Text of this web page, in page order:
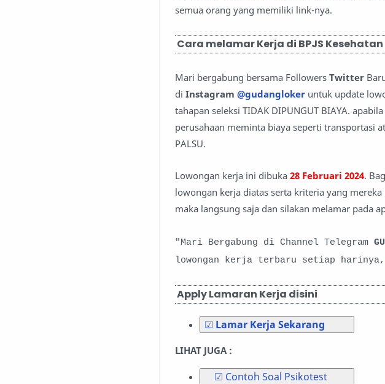
semua orang yang memiliki link-nya.
Cara melamar Kerja di BPJS Kesehatan
Mari bergabung bersama Followers Twitter
di Instagram @gudangloker untuk update
tahapan seleksi TIDAK DIPUNGUT BIAYA.
perusahaan meminta biaya seperti transportasi
PALSU.
Lowongan kerja ini dibuka 28 Februari 2024.
lowongan kerja diatas serta kriteria yang
maka langsung saja dan silakan melamar pada
"Mari Bergabung di Channel Telegram
lowongan kerja terbaru setiap harinya,
Apply Lamaran Kerja disini
☑ Lamar Kerja Sekarang
LIHAT JUGA :
☑ Contoh Soal Psikotest